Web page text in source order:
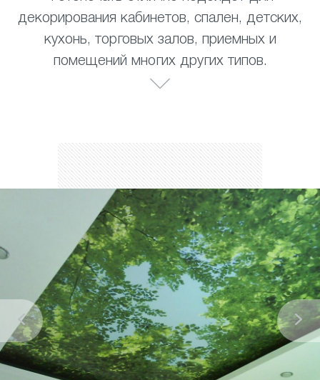
декорирования кабинетов, спален, детских,
кухонь, торговых залов, приемных и
помещений многих других типов.